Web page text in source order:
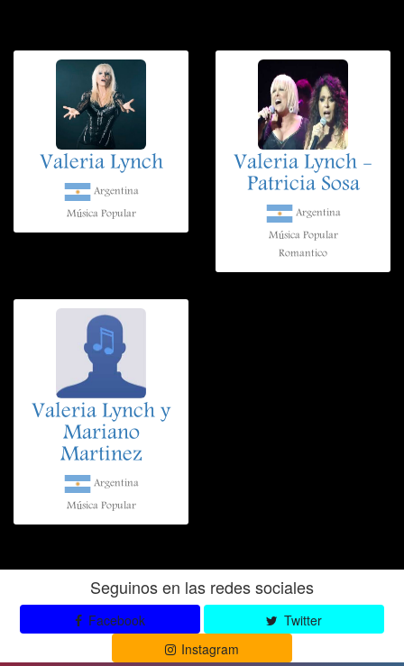
Valeria Lynch
Argentina
Música Popular
Valeria Lynch -
Patricia Sosa
Argentina
Música Popular
Romantico
Valeria Lynch y
Mariano
Martinez
Argentina
Música Popular
Seguinos en las redes sociales
Facebook
Twitter
Instagram